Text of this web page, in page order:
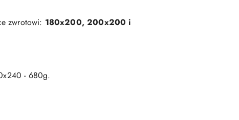
zwrotowi: 180x200, 200x200 i
- 680g.